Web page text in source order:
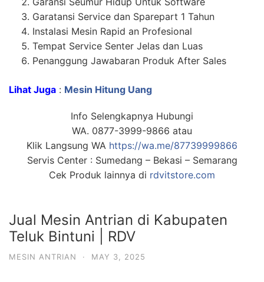
Garatansi Service dan Sparepart 1 Tahun
Instalasi Mesin Rapid an Profesional
Tempat Service Senter Jelas dan Luas
Penanggung Jawabaran Produk After Sales
Lihat Juga : Mesin Hitung Uang
Info Selengkapnya Hubungi
WA. 0877-3999-9866 atau
Klik Langsung WA https://wa.me/87739999866
Servis Center : Sumedang – Bekasi – Semarang
Cek Produk lainnya di rdvitstore.com
Jual Mesin Antrian di Kabupaten
Teluk Bintuni | RDV
MESIN ANTRIAN · MAY 3, 2025